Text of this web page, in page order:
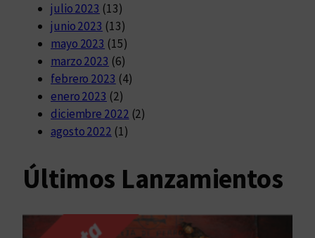
julio 2023 (13)
junio 2023 (13)
mayo 2023 (15)
marzo 2023 (6)
febrero 2023 (4)
enero 2023 (2)
diciembre 2022 (2)
agosto 2022 (1)
Últimos Lanzamientos